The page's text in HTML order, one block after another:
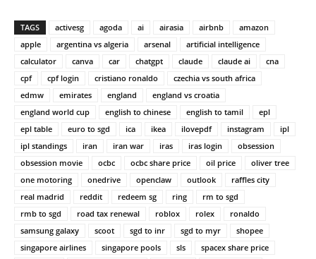
TAGS activesg agoda ai airasia airbnb
amazon
apple
argentina vs algeria arsenal
artificial intelligence
calculator
canva car chatgpt claude claude ai
cna
cpf
cpf login cristiano ronaldo
czechia vs south africa
edmw
emirates england
england vs croatia
england world cup
english to chinese english to tamil
epl
epl table
euro to sgd ica ikea ilovepdf instagram
ipl
ipl standings
iran iran war iras iras login
obsession
obsession movie
ocbc ocbc share price oil price
oliver tree
one motoring
onedrive openclaw outlook
raffles city
real madrid
reddit redeem sg ring
rm to sgd
rmb to sgd
road tax renewal roblox rolex
ronaldo
samsung galaxy
scoot sgd to inr sgd to myr
shopee
singapore airlines
singapore pools sls
spacex share price